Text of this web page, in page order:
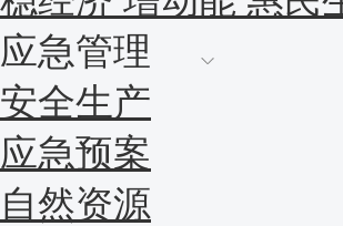
应急管理
安全生产
应急预案
自然资源